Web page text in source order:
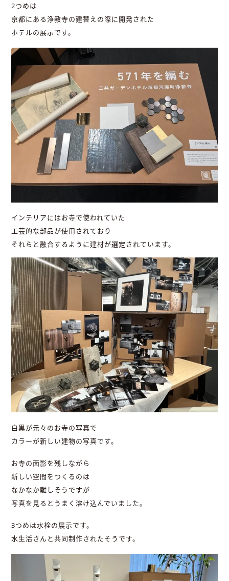
2つめは
京都にある浄教寺の建替えの際に開発された
ホテルの展示です。
インテリアにはお寺で使われていた
工芸的な部品が使用されており
それらと融合するように建材が選定されています。
白黒が元々のお寺の写真で
カラーが新しい建物の写真です。
お寺の面影を残しながら
新しい空間をつくるのは
なかなか難しそうですが
写真を見るとうまく溶け込んでいました。
3つめは水栓の展示です。
水生活さんと共同制作されたそうです。